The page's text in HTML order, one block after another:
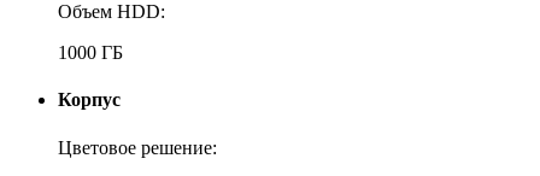
Объем HDD:
1000 ГБ
Корпус
Цветовое решение: